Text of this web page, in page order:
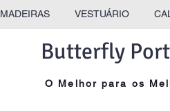
MADEIRAS VESTUÁRIO
O Melhor para os
Butterfly